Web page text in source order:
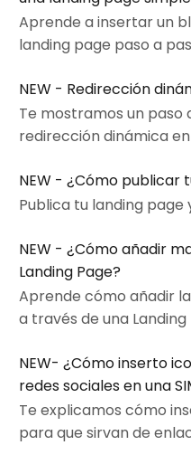
Aprende a insertar un
landing page paso a
NEW - Redirección
Te mostramos un
redirección dinámica
NEW - ¿Cómo publicar
Publica tu landing page
NEW - ¿Cómo añadir
Landing Page?
Aprende cómo añadir
a través de una Landing
NEW- ¿Cómo inserto
redes sociales en una
Te explicamos cómo
para que sirvan de